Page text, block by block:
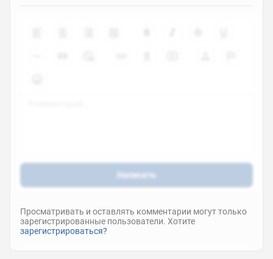
Написать
Просматривать и оставлять комментарии могут только
зарегистрированные пользователи. Хотите
зарегистрироваться?